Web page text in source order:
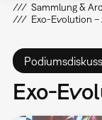
Sammlung &
Exo-Evolution –
Exo-